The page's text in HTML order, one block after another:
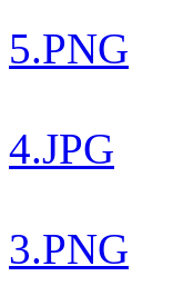
5.PNG
4.JPG
3.PNG